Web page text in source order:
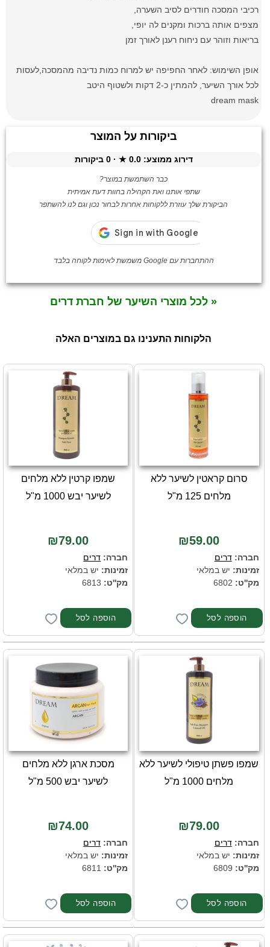
רכיבי המסכה חודרים לסיב השערה,
מצפים אותה ברכות ומקנים לה יופי,
בריאות וזוהר עם ניחוח רענן לאורך זמן
אופן השימוש: לאחר החפיפה יש למרוח כמות נדיבה מהמסכה,לעסות
לכל אורך השיער, להמתין כ-2 דקות ולשטוף היטב
dream mask
ביקורות על המוצר
דירוג ממוצע:0.0
★ ·
0 ביקורות
כבר השתמשת במוצר?
שתפי אותנו ואת הקהילה בחוות דעת אמיתית
הביקורת שלך עוזרת ללקוחות אחרות לבחור נכון וגם לנו להשתפר
ההתחברות עם Google משמשת לאימות לקוחה בלבד
« לכל מוצרי השיער של חברת דרים
הלקוחות התענינו גם במוצרים האלה
סרום קראטין לשיער ללא
מלחים 125 מ"ל
₪59.00
חברה:דרים
זמינות: יש במלאי
מק''ט:
שמפו קרטין ללא מלחים
לשיער יבש 1000 מ"ל
₪79.00
חברה: דרים
זמינות: יש במלאי
מק''ט:
שמפו פשתן טיפולי לשיער ללא
מלחים 1000 מ"ל
₪79.00
חברה:דרים
זמינות: יש במלאי
מק''ט:
מסכת ארגן ללא מלחים
לשיער יבש 500 מ"ל
₪74.00
חברה: דרים
זמינות: יש במלאי
מק''ט: